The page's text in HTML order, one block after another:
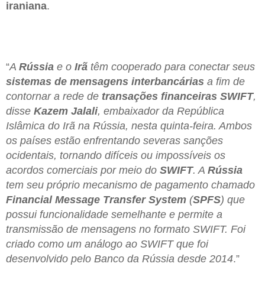
iraniana.
“A Rússia e o Irã têm cooperado para conectar seus
sistemas de mensagens interbancárias a fim de
contornar a rede de transações financeiras SWIFT,
disse Kazem Jalali, embaixador da República
Islâmica do Irã na Rússia, nesta quinta-feira. Ambos
os países estão enfrentando severas sanções
ocidentais, tornando difíceis ou impossíveis os
acordos comerciais por meio do SWIFT. A Rússia
tem seu próprio mecanismo de pagamento chamado
Financial Message Transfer System (SPFS) que
possui funcionalidade semelhante e permite a
transmissão de mensagens no formato SWIFT. Foi
criado como um análogo ao SWIFT que foi
desenvolvido pelo Banco da Rússia desde 2014.”